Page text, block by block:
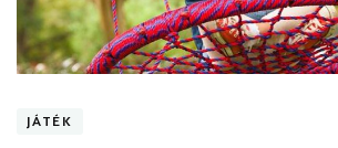
JÁTÉK